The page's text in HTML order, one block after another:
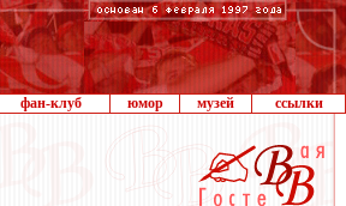
фан-клуб юмор музей ссылки